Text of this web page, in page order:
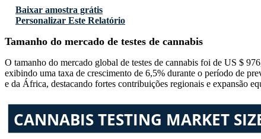
Baixar amostra grátis
Personalizar Este Relatório
Tamanho do mercado de testes de cannabis
O tamanho do mercado global de testes de cannabis foi de US $
exibindo uma taxa de crescimento de 6,5% durante o período de
e da África, destacando fortes contribuições regionais e expansão